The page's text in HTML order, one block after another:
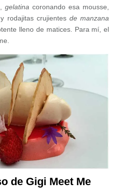
gelatinacoronando esa mousse,
y rodajitas crujientes de manzana
lleno de matices. Para mí, el
de Gigi Meet Me